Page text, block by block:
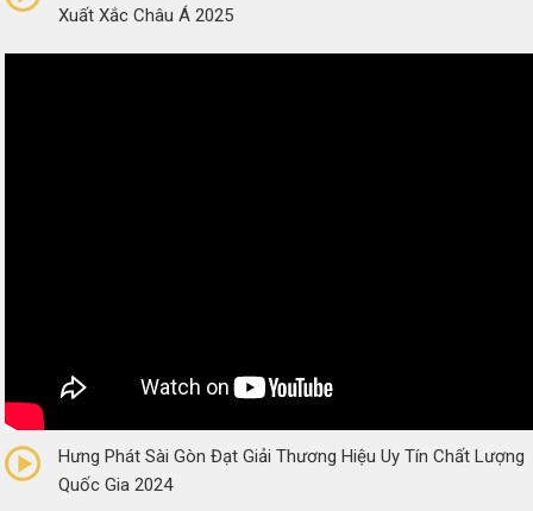
Xuất Xắc Châu Á 2025
(0 Reviews)
Hưng Phát Sài Gòn Đạt Giải Thương Hiệu Uy Tín Chất Lượng
Quốc Gia 2024